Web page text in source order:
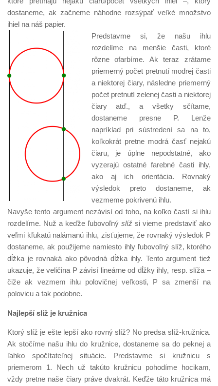
dostaneme, ak začneme náhodne rozsýpať veľké množstvo
ihiel na náš papier.
Predstavme si, že našu ihlu
rozdelíme na menšie časti, ktoré
rôzne ofarbíme. Ak teraz zrátame
priemerný počet pretnutí modrej časti
a niektorej čiary, následne priemerný
počet pretnutí zelenej časti a niektorej
čiary atď., a všetky sčítame,
dostaneme presne P. Lenže
napríklad pri sústredení sa na to,
koľkokrát pretne modrá časť nejakú
čiaru, je úplne nepodstatné, ako
vyzerajú ostatné farebné časti ihly,
ako aj ich orientácia. Rovnaký
výsledok preto dostaneme, ak
vezmeme pokrivenú ihlu.
Navyše tento argument nezávisí od toho, na koľko častí si ihlu
rozdelíme. Nuž a keďže ľubovoľný slíž si vieme predstaviť ako
veľmi kľukatú nalámanú ihlu, zisťujeme, že rovnaký výsledok P
dostaneme, ak použijeme namiesto ihly ľubovoľný slíž, ktorého
dĺžka je rovnaká ako pôvodná dĺžka ihly. Tento argument tiež
ukazuje, že veličina P závisí lineárne od dĺžky ihly, resp. slíža –
čiže ak vezmem ihlu polovičnej veľkosti, P sa zmenší na
polovicu a tak podobne.
Najlepší slíž je kružnica
Ktorý slíž je ešte lepší ako rovný slíž? No predsa slíž-kružnica.
Ak stočíme našu ihlu do kružnice, dostaneme sa do peknej a
ľahko spočítateľnej situácie. Predstavme si kružnicu s
priemerom 1. Nech už takúto kružnicu pohodíme hocikam,
vždy pretne naše čiary práve dvakrát. Keďže táto kružnica má